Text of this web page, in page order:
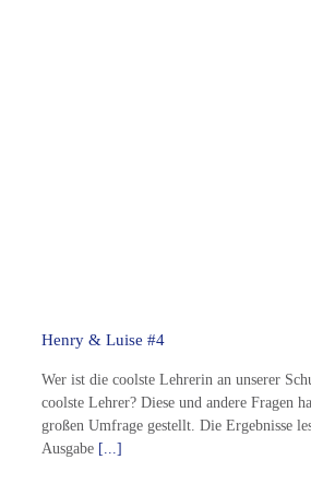
Henry & Luise #4
Wer ist die coolste Lehrerin an unserer
coolste Lehrer? Diese und andere Fragen
großen Umfrage gestellt. Die Ergebnisse
Ausgabe [...]